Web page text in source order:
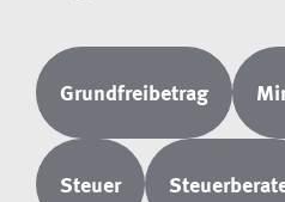
Grundfreibetrag
Steuer